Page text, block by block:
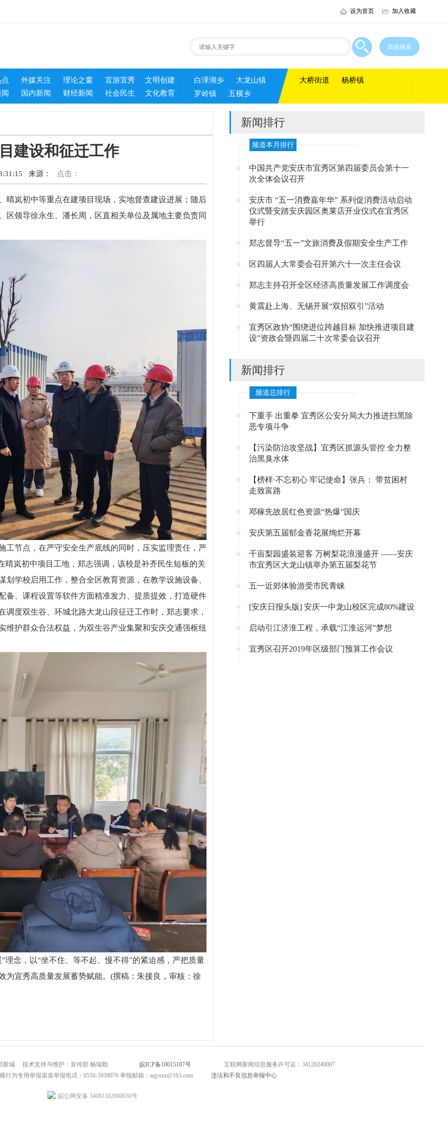
设为首页 加入收藏
外媒关注 理论之窗 宜游宜秀
文明创建
国内新闻 财经新闻 社会民生 文化教育
白泽湖乡
大龙山镇
罗岭镇
五横乡
大桥街道 杨桥镇
建设和征迁工作
来源： 点击：
岚初中等重点在建项目现场，实地督查建设进展；随后
领导徐永生、潘长周，区直相关单位及属地主要负责同
工节点，在严守安全生产底线的同时，压实监理责任，严
岚初中项目工地，郑志强调，该校是补齐民生短板的关
学校启用工作，整合全区教育资源，在教学设施设备、
备、课程设置等软件方面精准发力、提质提效，打造硬件
度双生谷、环城北路大龙山段征迁工作时，郑志要求，
护群众合法权益，为双生谷产业集聚和安庆交通强枢纽
念，以“坐不住、等不起、慢不得”的紧迫感，严把质量
宜秀高质量发展蓄势赋能。(撰稿：朱接良，审核：徐
新闻排行
频道本月排行
中国共产党安庆市宜秀区第四届委员会第十一
次全体会议召开
安庆市 “五一消费嘉年华” 系列促消费活动启动
仪式暨安踏安庆园区奥莱店开业仪式在宜秀区
举行
郑志督导“五一”文旅消费及假期安全生产工作
区四届人大常委会召开第六十一次主任会议
郑志主持召开全区经济高质量发展工作调度会
黄震赴上海、无锡开展“双招双引”活动
宜秀区政协“围绕进位跨越目标 加快推进项目建
设”资政会暨四届二十次常委会议召开
新闻排行
频道总排行
下重手 出重拳 宜秀区公安分局大力推进扫黑除
恶专项斗争
【污染防治攻坚战】宜秀区抓源头管控 全力整
治黑臭水体
【榜样·不忘初心 牢记使命】张兵： 带贫困村
走致富路
邓稼先故居红色资源“热爆”国庆
安庆第五届郁金香花展绚烂开幕
千亩梨园盛装迎客 万树梨花浪漫盛开 ——安庆
市宜秀区大龙山镇举办第五届梨花节
五一近郊体验游受市民青睐
[安庆日报头版] 安庆一中龙山校区完成80%建设
启动引江济淮工程，承载“江淮运河”梦想
宜秀区召开2019年区级部门预算工作会议
北部新城 技术支持与维护：宣传部 杨瑞勤 皖ICP备10015187号
互联网新闻信息服务许可证：34120240007
行为专用举报渠道举报电话：0556-5939076 举报邮箱：aqyxzx@163.com 违法和不良信息举报中心
皖公网安备 34081102000030号